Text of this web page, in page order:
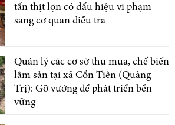
tấn thịt lợn có dấu hiệu vi phạm
sang cơ quan điều tra
Quản lý các cơ sở thu mua, chế biến
lâm sản tại xã Cồn Tiên (Quảng
Trị): Gỡ vướng để phát triển bền
vững